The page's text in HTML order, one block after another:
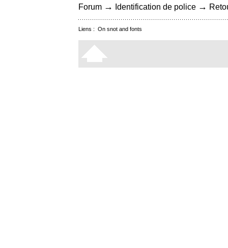
Forum → Identification de police →
Liens : On snot and fonts